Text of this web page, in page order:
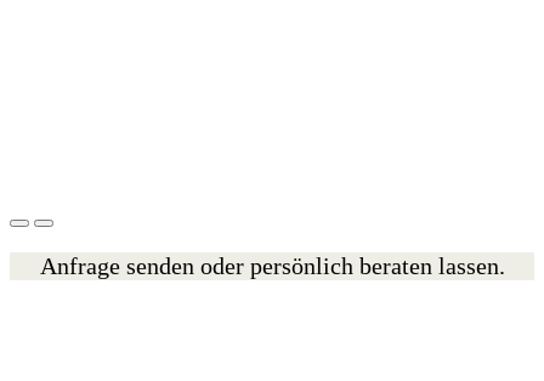
Anfrage senden oder persönlich beraten lassen.